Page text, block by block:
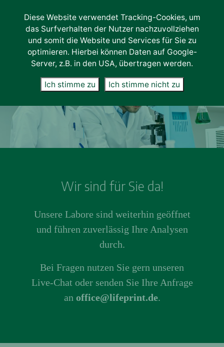
Lab-Services
Unternehmen
Über uns
Karriere
Kontakt
Wir sind für Sie da!
Unsere Labore sind weiterhin geöffnet
und führen zuverlässig Ihre Analysen
durch.
Bei Fragen nutzen Sie gern unseren
Live-Chat oder senden Sie Ihre Anfrage
an office@lifeprint.de.
Diese Website verwendet Tracking-Cookies, um
das Surfverhalten der Nutzer nachzuvollziehen
und somit die Website und Services für Sie zu
optimieren. Hierbei können Daten auf Google-
Server, z.B. in den USA, übertragen werden.
Ich stimme zu Ich stimme nicht zu